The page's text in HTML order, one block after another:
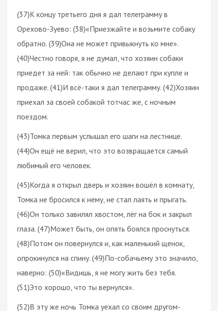
(37)К концу третьего дня я дал телеграмму в
Орехово-Зуево: (38)«Приезжайте и возьмите собаку
обратно. (39)Она не может привыкнуть ко мне».
(40)Честно говоря, я не думал, что хозяин собаки
приедет за ней: так обычно не делают при купле и
продаже. (41)И всё-таки я дал телеграмму. (42)Хозяин
приехал за своей собакой тотчас же, с ночным
поездом.
(43)Томка первым услышал его шаги на лестнице.
(44)Он ещё не верил, что это возвращается самый
любимый его человек.
(45)Когда я открыл дверь и хозяин вошёл в комнату,
Томка не бросился к нему, не стал лаять и прыгать.
(46)Он только завилял хвостом, лёг на бок и закрыл
глаза. (47)Может быть, он опять боялся проснуться.
(48)Потом он повернулся и, как маленький щенок,
опрокинулся на спину. (49)По-собачьему это значило,
наверно: (50)«Видишь, я не могу жить без тебя.
(51)Это хорошо, что ты вернулся».
(52)В эту же ночь Томка уехал со своим другом-